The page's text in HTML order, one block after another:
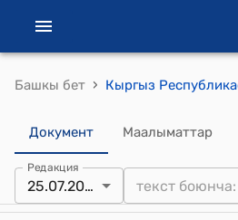
Башкы бет ›
Документ Маалыматтар
Редакция
25.07.2006